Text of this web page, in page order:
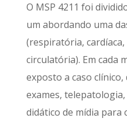
O MSP 4211 foi
um abordando uma
(respiratória,
circulatória). Em cada
exposto a caso clínico,
exames,
didático de mídia para